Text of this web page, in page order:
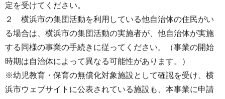
定を受けてください。
２ 横浜市の集団活動を利用している他自治体の住民がい
る場合は、横浜市の集団活動の実施者が、他自治体が実施
する同様の事業の手続きに従ってください。（事業の開始
時期は自治体によって異なる可能性があります。）
※幼児教育・保育の無償化対象施設として確認を受け、横
浜市ウェブサイトに公表されている施設も、本事業に申請